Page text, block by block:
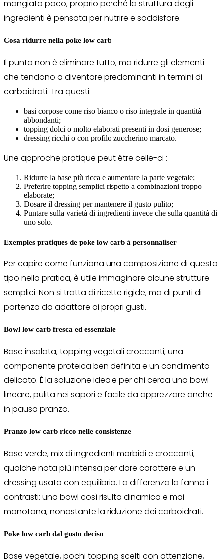
mangiato poco, proprio perché la struttura degli
ingredienti è pensata per nutrire e soddisfare.
Cosa ridurre nella poke low carb
Il punto non è eliminare tutto, ma ridurre gli elementi
che tendono a diventare predominanti in termini di
carboidrati. Tra questi:
basi corpose come riso bianco o riso integrale in quantità
abbondanti;
topping dolci o molto elaborati presenti in dosi generose;
dressing ricchi o con profilo zuccherino marcato.
Une approche pratique peut être celle-ci :
Ridurre la base più ricca e aumentare la parte vegetale;
Preferire topping semplici rispetto a combinazioni troppo
elaborate;
Dosare il dressing per mantenere il gusto pulito;
Puntare sulla varietà di ingredienti invece che sulla quantità di
uno solo.
Exemples pratiques de poke low carb à personnaliser
Per capire come funziona una composizione di questo
tipo nella pratica, è utile immaginare alcune strutture
semplici. Non si tratta di ricette rigide, ma di punti di
partenza da adattare ai propri gusti.
Bowl low carb fresca ed essenziale
Base insalata, topping vegetali croccanti, una
componente proteica ben definita e un condimento
delicato. È la soluzione ideale per chi cerca una bowl
lineare, pulita nei sapori e facile da apprezzare anche
in pausa pranzo.
Pranzo low carb ricco nelle consistenze
Base verde, mix di ingredienti morbidi e croccanti,
qualche nota più intensa per dare carattere e un
dressing usato con equilibrio. La differenza la fanno i
contrasti: una bowl così risulta dinamica e mai
monotona, nonostante la riduzione dei carboidrati.
Poke low carb dal gusto deciso
Base vegetale, pochi topping scelti con attenzione,